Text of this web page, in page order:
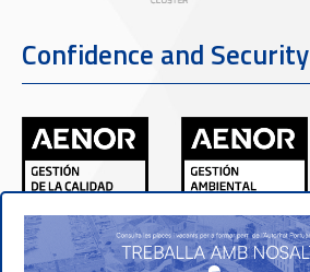
Confidence and Security